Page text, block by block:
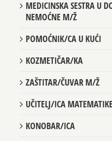
MEDICINSKA SESTRA U
NEMOĆNE M/Ž
POMOĆNIK/CA U KUĆI
KOZMETIČAR/KA
ZAŠTITAR/ČUVAR M/Ž
UČITELJ/ICA MATEMATIKE
KONOBAR/ICA